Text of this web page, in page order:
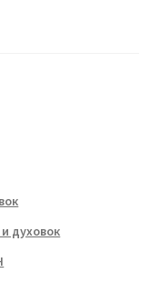
духовок